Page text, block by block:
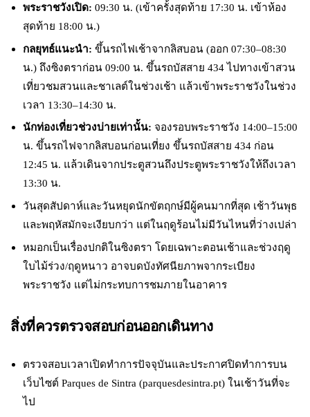
พระราชวังเปิด: 09:30 น. (เข้าครั้งสุดท้าย 17:30 น. เข้าห้อง
สุดท้าย 18:00 น.)
กลยุทธ์แนะนำ: ขึ้นรถไฟเช้าจากลิสบอน (ออก 07:30–08:30
น.) ถึงซิงตราก่อน 09:00 น. ขึ้นรถบัสสาย 434 ไปทางเข้าสวน
เที่ยวชมสวนและชาเลต์ในช่วงเช้า แล้วเข้าพระราชวังในช่วง
เวลา 13:30–14:30 น.
นักท่องเที่ยวช่วงบ่ายเท่านั้น: จองรอบพระราชวัง 14:00–15:00
น. ขึ้นรถไฟจากลิสบอนก่อนเที่ยง ขึ้นรถบัสสาย 434 ก่อน
12:45 น. แล้วเดินจากประตูสวนถึงประตูพระราชวังให้ถึงเวลา
13:30 น.
วันสุดสัปดาห์และวันหยุดนักขัตฤกษ์มีผู้คนมากที่สุด เช้าวันพุธ
และพฤหัสมักจะเงียบกว่า แต่ในฤดูร้อนไม่มีวันไหนที่ว่างเปล่า
หมอกเป็นเรื่องปกติในซิงตรา โดยเฉพาะตอนเช้าและช่วงฤดู
ใบไม้ร่วง/ฤดูหนาว อาจบดบังทัศนียภาพจากระเบียง
พระราชวัง แต่ไม่กระทบการชมภายในอาคาร
สิ่งที่ควรตรวจสอบก่อนออกเดินทาง
ตรวจสอบเวลาเปิดทำการปัจจุบันและประกาศปิดทำการบน
เว็บไซต์ Parques de Sintra (parquesdesintra.pt) ในเช้าวันที่จะ
ไป